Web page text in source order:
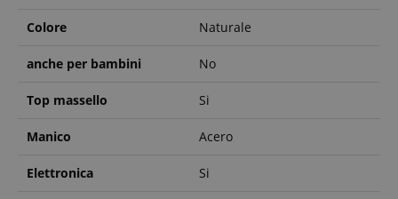
Colore Naturale
anche per bambini No
Top massello Si
Manico Acero
Elettronica Si